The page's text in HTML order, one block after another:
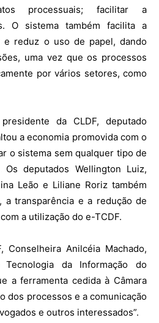
processuais; facilitar a
O sistema também facilita a
e reduz o uso de papel, dando
uma vez que os processos
por vários setores, como
da CLDF, deputado
a economia promovida com o
o sistema sem qualquer tipo de
Os deputados Wellington Luiz,
Leão e Liliane Roriz também
a transparência e a redução de
a utilização do e-TCDF.
Conselheira Anilcéia Machado,
da Informação do
a ferramenta cedida à Câmara
dos processos e a comunicação
e outros interessados”.